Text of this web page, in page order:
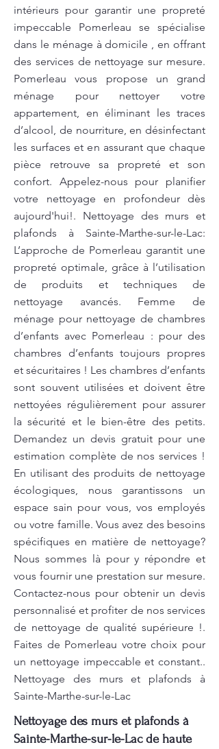
intérieurs pour garantir une propreté
impeccable Pomerleau se spécialise
dans le ménage à domicile , en offrant
des services de nettoyage sur mesure.
Pomerleau vous propose un grand
ménage pour nettoyer votre
appartement, en éliminant les traces
d’alcool, de nourriture, en désinfectant
les surfaces et en assurant que chaque
pièce retrouve sa propreté et son
confort. Appelez-nous pour planifier
votre nettoyage en profondeur dès
aujourd'hui!. Nettoyage des murs et
plafonds à Sainte-Marthe-sur-le-Lac:
L’approche de Pomerleau garantit une
propreté optimale, grâce à l’utilisation
de produits et techniques de
nettoyage avancés. Femme de
ménage pour nettoyage de chambres
d’enfants avec Pomerleau : pour des
chambres d’enfants toujours propres
et sécuritaires ! Les chambres d’enfants
sont souvent utilisées et doivent être
nettoyées régulièrement pour assurer
la sécurité et le bien-être des petits.
Demandez un devis gratuit pour une
estimation complète de nos services !
En utilisant des produits de nettoyage
écologiques, nous garantissons un
espace sain pour vous, vos employés
ou votre famille. Vous avez des besoins
spécifiques en matière de nettoyage?
Nous sommes là pour y répondre et
vous fournir une prestation sur mesure.
Contactez-nous pour obtenir un devis
personnalisé et profiter de nos services
de nettoyage de qualité supérieure !.
Faites de Pomerleau votre choix pour
un nettoyage impeccable et constant..
Nettoyage des murs et plafonds à
Sainte-Marthe-sur-le-Lac
Nettoyage des murs et plafonds à
Sainte-Marthe-sur-le-Lac de haute